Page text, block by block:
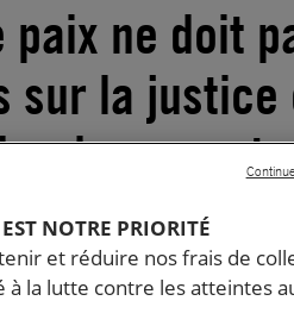
paix ne doit
sur la justice
des
NOTRE PRIORITÉ
et réduire nos frais de
la lutte contre les atteintes